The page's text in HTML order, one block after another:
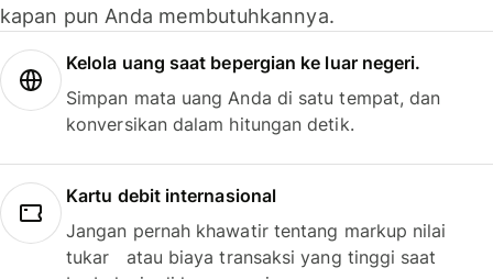
kapan pun Anda membutuhkannya.
Kelola uang saat bepergian ke luar negeri.
Simpan mata uang Anda di satu tempat, dan
konversikan dalam hitungan detik.
Kartu debit internasional
Jangan pernah khawatir tentang markup nilai
tukar atau biaya transaksi yang tinggi saat